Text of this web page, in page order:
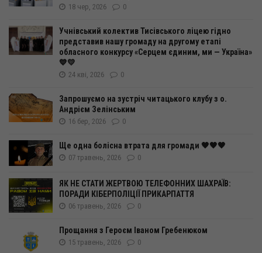
18 чер, 2026 0
Учнівський колектив Тисівського ліцею гідно
представив нашу громаду на другому етапі
обласного конкурсу «Серцем єдиним, ми — Україна»
💙💛
24 кві, 2026 0
Запрошуємо на зустріч читацького клубу з о.
Андрієм Зелінським
16 бер, 2026 0
Ще одна болісна втрата для громади 🖤🖤🖤
07 травень, 2026 0
ЯК НЕ СТАТИ ЖЕРТВОЮ ТЕЛЕФОННИХ ШАХРАЇВ:
ПОРАДИ КІБЕРПОЛІЦІЇ ПРИКАРПАТТЯ
06 травень, 2026 0
Прощання з Героєм Іваном Гребенюком
15 травень, 2026 0